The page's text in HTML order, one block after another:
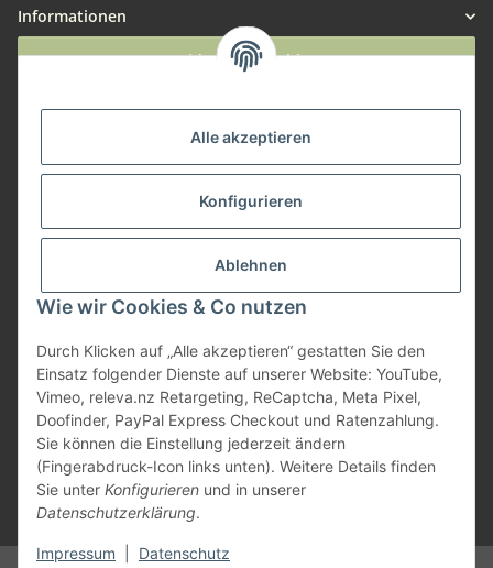
Alle akzeptieren
Konfigurieren
Ablehnen
Wie wir Cookies & Co nutzen
Durch Klicken auf „Alle akzeptieren“ gestatten Sie den
Einsatz folgender Dienste auf unserer Website: YouTube,
Vimeo, releva.nz Retargeting, ReCaptcha, Meta Pixel,
Doofinder, PayPal Express Checkout und Ratenzahlung.
Sie können die Einstellung jederzeit ändern
(Fingerabdruck-Icon links unten). Weitere Details finden
Sie unter Konfigurieren und in unserer
Datenschutzerklärung.
Impressum Datenschutz
Informationen
Widerruf anmelden
Herstellerinformationen
* Alle Preise inkl. gesetzlicher USt., zzgl.